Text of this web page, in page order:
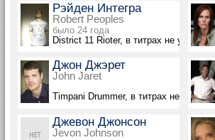
Рэйден Интегра
Robert Peoples
было 24 года
District 11 Rioter, в титрах не указан
Джон Джэрет
John Jaret
Timpani Drummer, в титрах не указан
Джевон Джонсон
Jevon Johnson